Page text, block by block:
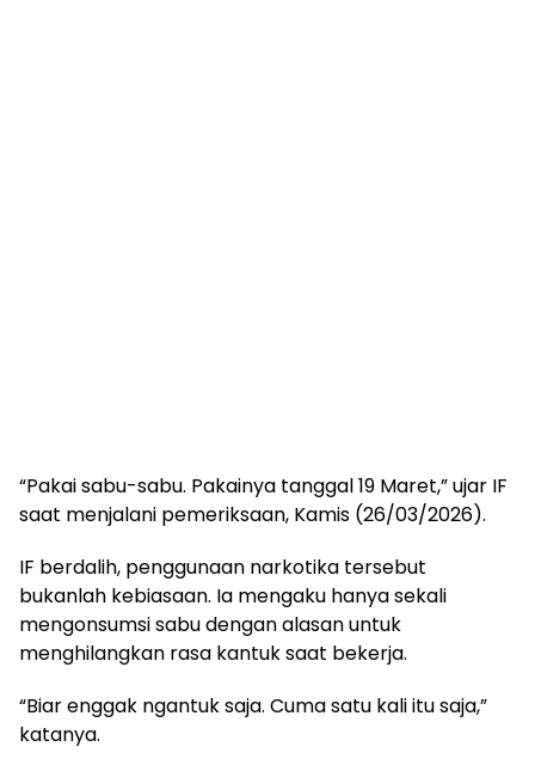
“Pakai sabu-sabu. Pakainya tanggal 19 Maret,” ujar IF
saat menjalani pemeriksaan, Kamis (26/03/2026).
IF berdalih, penggunaan narkotika tersebut
bukanlah kebiasaan. Ia mengaku hanya sekali
mengonsumsi sabu dengan alasan untuk
menghilangkan rasa kantuk saat bekerja.
“Biar enggak ngantuk saja. Cuma satu kali itu saja,”
katanya.